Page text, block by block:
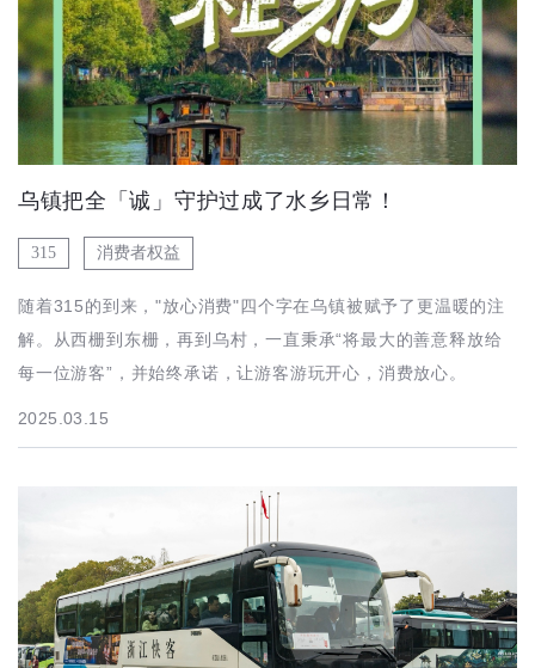
乌镇把全「诚」守护过成了水乡日常！
315 消费者权益
随着315的到来，"放心消费"四个字在乌镇被赋予了更温暖的注
解。从西栅到东栅，再到乌村，一直秉承“将最大的善意释放给
每一位游客”，并始终承诺，让游客游玩开心，消费放心。
2025.03.15